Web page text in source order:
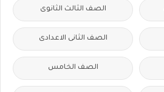
الصف الثالث الثانوى
الصف الثانى الاعدادى
الصف الخامس